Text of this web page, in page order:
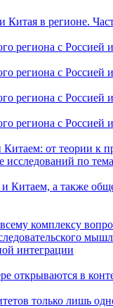
в регионе.
с Россией
региона с Россией
региона с Россией
региона с Россией
от теории к
по
Китаем, а также
комплексу
интеграции
открываются в
только лишь